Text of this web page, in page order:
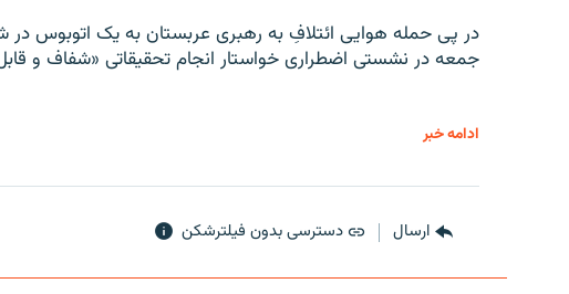
در پی حمله هوایی ائتلافِ به رهبری عربستان به یک اتوبوس
جمعه در نشستی اضطراری خواستار انجام تحقیقاتی «شفاف و
ادامه خبر
ارسال دسترسی بدون فیلترشکن